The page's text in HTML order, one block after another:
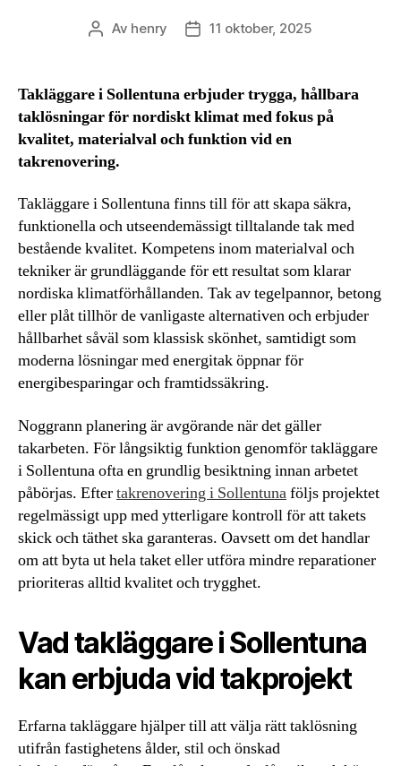
Inläggsförfattare
Av henry Inläggsdatum
11 oktober, 2025
Takläggare i Sollentuna erbjuder trygga, hållbara
taklösningar för nordiskt klimat med fokus på
kvalitet, materialval och funktion vid en
takrenovering.
Takläggare i Sollentuna finns till för att skapa säkra,
funktionella och utseendemässigt tilltalande tak med
bestående kvalitet. Kompetens inom materialval och
tekniker är grundläggande för ett resultat som klarar
nordiska klimatförhållanden. Tak av tegelpannor, betong
eller plåt tillhör de vanligaste alternativen och erbjuder
hållbarhet såväl som klassisk skönhet, samtidigt som
moderna lösningar med energitak öppnar för
energibesparingar och framtidssäkring.
Noggrann planering är avgörande när det gäller
takarbeten. För långsiktig funktion genomför takläggare
i Sollentuna ofta en grundlig besiktning innan arbetet
påbörjas. Eftertakrenovering i Sollentunaföljs projektet
regelmässigt upp med ytterligare kontroll för att takets
skick och täthet ska garanteras. Oavsett om det handlar
om att byta ut hela taket eller utföra mindre reparationer
prioriteras alltid kvalitet och trygghet.
Vad takläggare i Sollentuna
kan erbjuda vid takprojekt
Erfarna takläggare hjälper till att välja rätt taklösning
utifrån fastighetens ålder, stil och önskad